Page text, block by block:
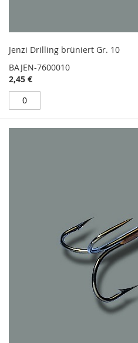
Jenzi Drilling brüniert Gr. 10
BAJEN-7600010
2,45 €